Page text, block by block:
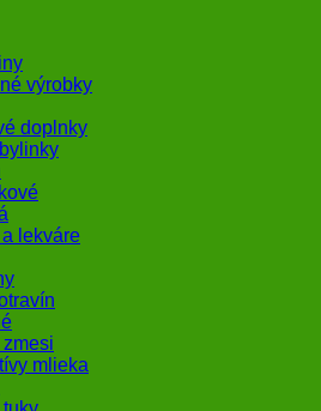
výrobky
doplnky
lekváre
zmesi
mlieka